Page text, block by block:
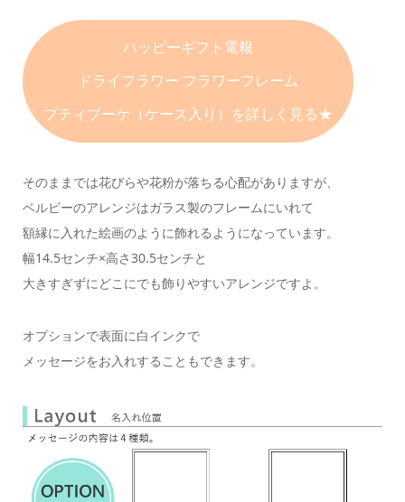
ハッピーギフト電報
ドライフラワー フラワーフレーム
プティブーケ（ケース入り）を詳しく見る★
そのままでは花びらや花粉が落ちる心配がありますが、
ベルビーのアレンジはガラス製のフレームにいれて
額縁に入れた絵画のように飾れるようになっています。
幅14.5センチ×高さ30.5センチと
大きすぎずにどこにでも飾りやすいアレンジですよ。
オプションで表面に白インクで
メッセージをお入れすることもできます。